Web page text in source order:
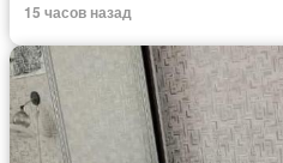
15 часов назад